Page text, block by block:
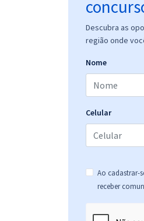
Descubra as
região onde
Nome
Celular
Ao cadastrar-
receber